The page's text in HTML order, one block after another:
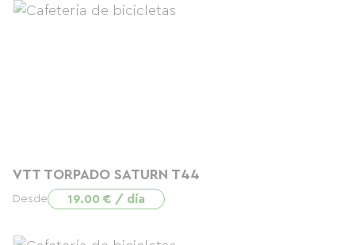
VTT TORPADO SATURN T44
Desde 19.00 € / día